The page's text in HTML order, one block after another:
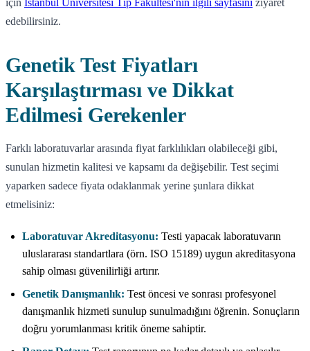
edebilirsiniz.
Genetik Test Fiyatları
Karşılaştırması ve Dikkat
Edilmesi Gerekenler
Farklı laboratuvarlar arasında fiyat farklılıkları olabileceği gibi,
sunulan hizmetin kalitesi ve kapsamı da değişebilir. Test seçimi
yaparken sadece fiyata odaklanmak yerine şunlara dikkat
etmelisiniz:
Laboratuvar Akreditasyonu: Testi yapacak laboratuvarın
uluslararası standartlara (örn. ISO 15189) uygun akreditasyona
sahip olması güvenilirliği artırır.
Genetik Danışmanlık: Test öncesi ve sonrası profesyonel
danışmanlık hizmeti sunulup sunulmadığını öğrenin. Sonuçların
doğru yorumlanması kritik öneme sahiptir.